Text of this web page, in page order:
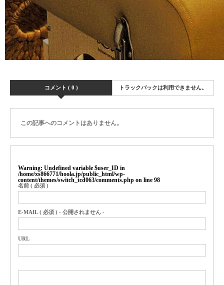
コメント ( 0 ) トラックバックは利用できません。
この記事へのコメントはありません。
Warning : Undefined variable $user_ID in
/home/xs866771/hoola.jp/public_html/wp-
content/themes/switch_tcd063/comments.php on line 98
名前 ( 必須 )
E-MAIL ( 必須 ) - 公開されません -
URL